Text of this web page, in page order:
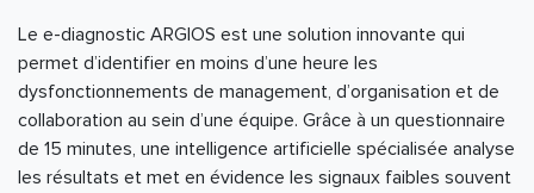
Le e-diagnostic ARGIOS est une solution innovante qui
permet d’identifier en moins d’une heure les
dysfonctionnements de management, d’organisation et de
collaboration au sein d’une équipe. Grâce à un questionnaire
de 15 minutes, une intelligence artificielle spécialisée analyse
les résultats et met en évidence les signaux faibles souvent